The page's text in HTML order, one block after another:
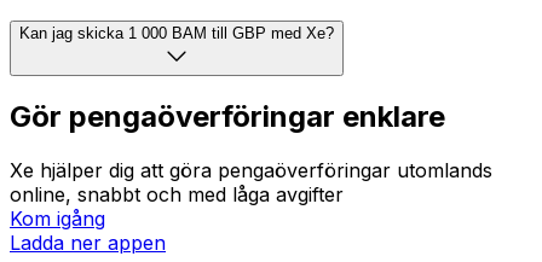
Kan jag skicka 1 000 BAM till GBP med Xe?
Gör pengaöverföringar enklare
Xe hjälper dig att göra pengaöverföringar utomlands
online, snabbt och med låga avgifter
Kom igång
Ladda ner appen